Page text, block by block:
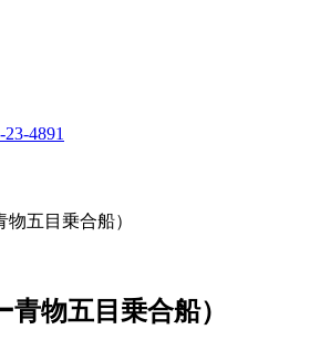
23-4891
五目乗合船）
物五目乗合船）